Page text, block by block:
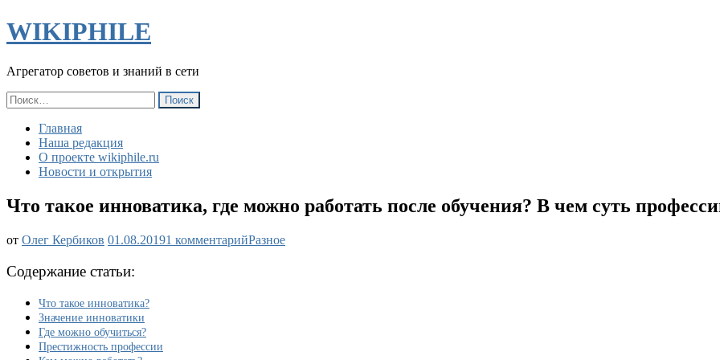
WIKIPHILE
Агрегатор советов и знаний в сети
Найти:
Главная
Наша редакция
О проекте wikiphile.ru
Новости и открытия
Что такое инноватика, где можно работать после обучения? В чем суть
от Олег Кербиков 01.08.20191 комментарийк
Разное
Содержание статьи:
Что такое инноватика?
Значение инноватики
Где можно обучиться?
Престижность профессии